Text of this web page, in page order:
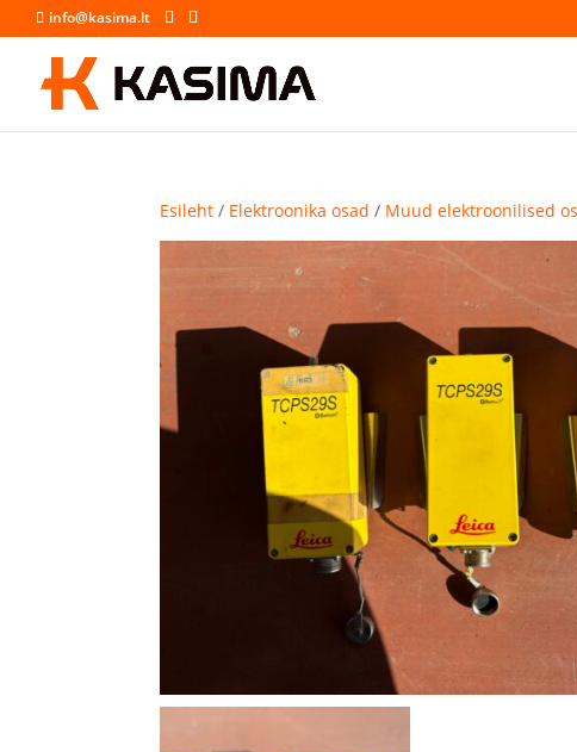
info@kasima.lt
Esileht / Elektroonika osad / Muud elektroonilised